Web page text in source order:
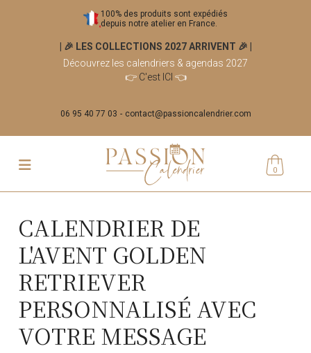
100% des produits sont expédiés
depuis notre atelier en France.
| 🎉 LES COLLECTIONS 2027 ARRIVENT 🎉
Découvrez les calendriers & agendas 2027
👉 C'est ICI 👈
06 95 40 77 03 contact@passioncalendrier.com
0
CALENDRIER DE
L'AVENT GOLDEN
RETRIEVER
PERSONNALISÉ AVEC
VOTRE MESSAGE